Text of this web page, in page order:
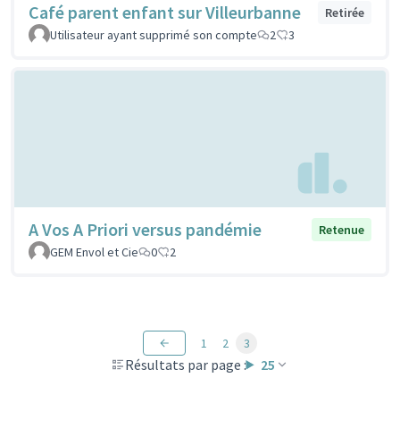
Café parent enfant sur Villeurbanne
Retirée
Utilisateur ayant supprimé son compte
2 3
A Vos A Priori versus pandémie
Retenue
GEM Envol et Cie
0 2
Résultats par page : 25
1 2 3